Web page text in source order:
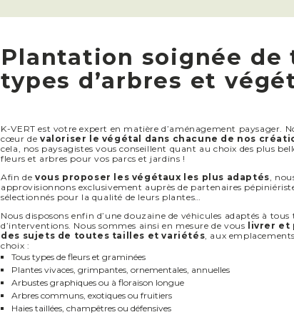
Plantation soignée de
types d’arbres et
K-VERT est votre expert en matière d’aménagement paysager.
cœur devaloriser le végétal dans chacune de nos
cela, nos paysagistes vous conseillent quant au choix des plus
fleurs et arbres pour vos parcs et jardins !
Afin devous proposer les végétaux les plus adaptés ,
approvisionnons exclusivement auprès de partenaires
sélectionnés pour la qualité de leurs plantes…
Nous disposons enfin d’une douzaine de véhicules adaptés à tous
d’interventions. Nous sommes ainsi en mesure de vous
livrer et
des sujets de toutes tailles et variétés , aux
choix :
Tous types de fleurs et graminées
Plantes vivaces, grimpantes, ornementales, annuelles
Arbustes graphiques ou à floraison longue
Arbres communs, exotiques ou fruitiers
Haies taillées, champêtres ou défensives